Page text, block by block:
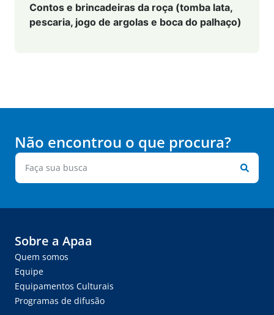
Contos e brincadeiras da roça (tomba lata,
pescaria, jogo de argolas e boca do palhaço)
Não encontrou o que procura?
Sobre a Apaa
Quem somos
Equipe
Equipamentos Culturais
Programas de difusão